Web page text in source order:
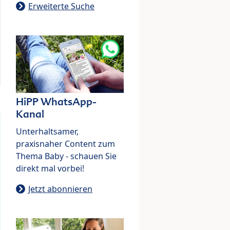
Erweiterte Suche
HiPP WhatsApp-
Kanal
Unterhaltsamer,
praxisnaher Content zum
Thema Baby - schauen Sie
direkt mal vorbei!
Jetzt abonnieren